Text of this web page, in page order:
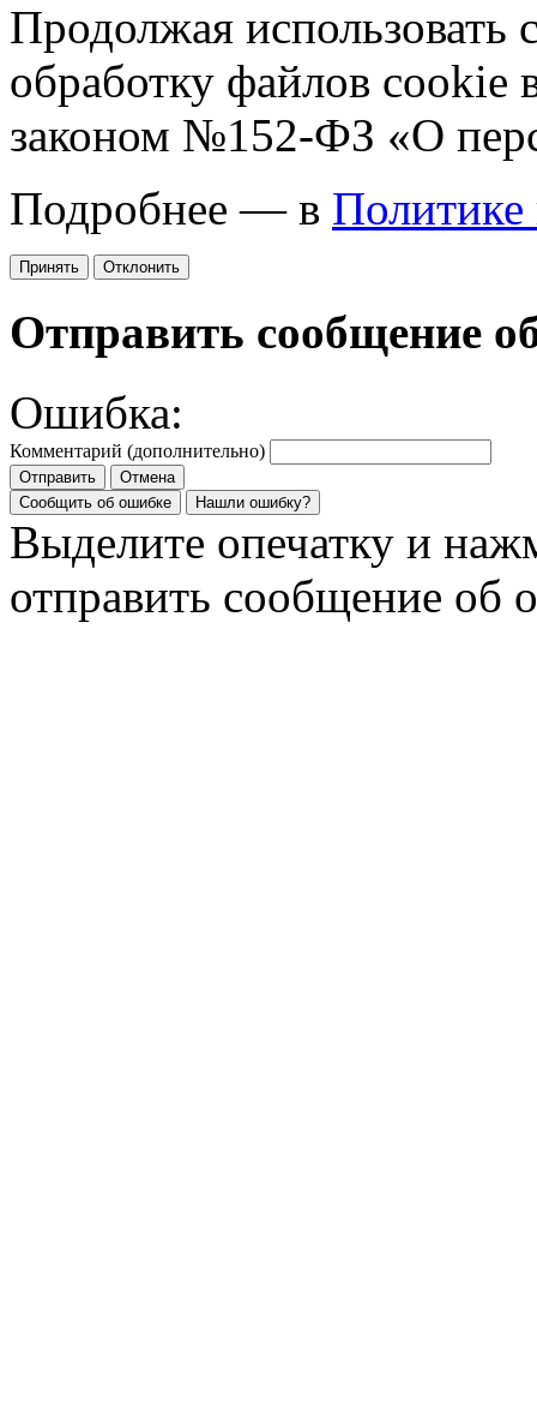
Продолжая использовать
обработку файлов cookie
законом №152-ФЗ «О
Подробнее — в Политике
Принять Отклонить
Отправить сообщение
Ошибка:
Комментарий (дополнительно)
Отправить
Отмена
Сообщить об ошибке
Нашли ошибку?
Выделите опечатку и
отправить сообщение об